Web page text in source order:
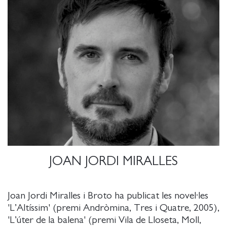
JOAN JORDI MIRALLES
Joan Jordi Miralles i Broto ha publicat les novel·les
'L’Altíssim' (premi Andròmina, Tres i Quatre, 2005),
'L’úter de la balena' (premi Vila de Lloseta, Moll,